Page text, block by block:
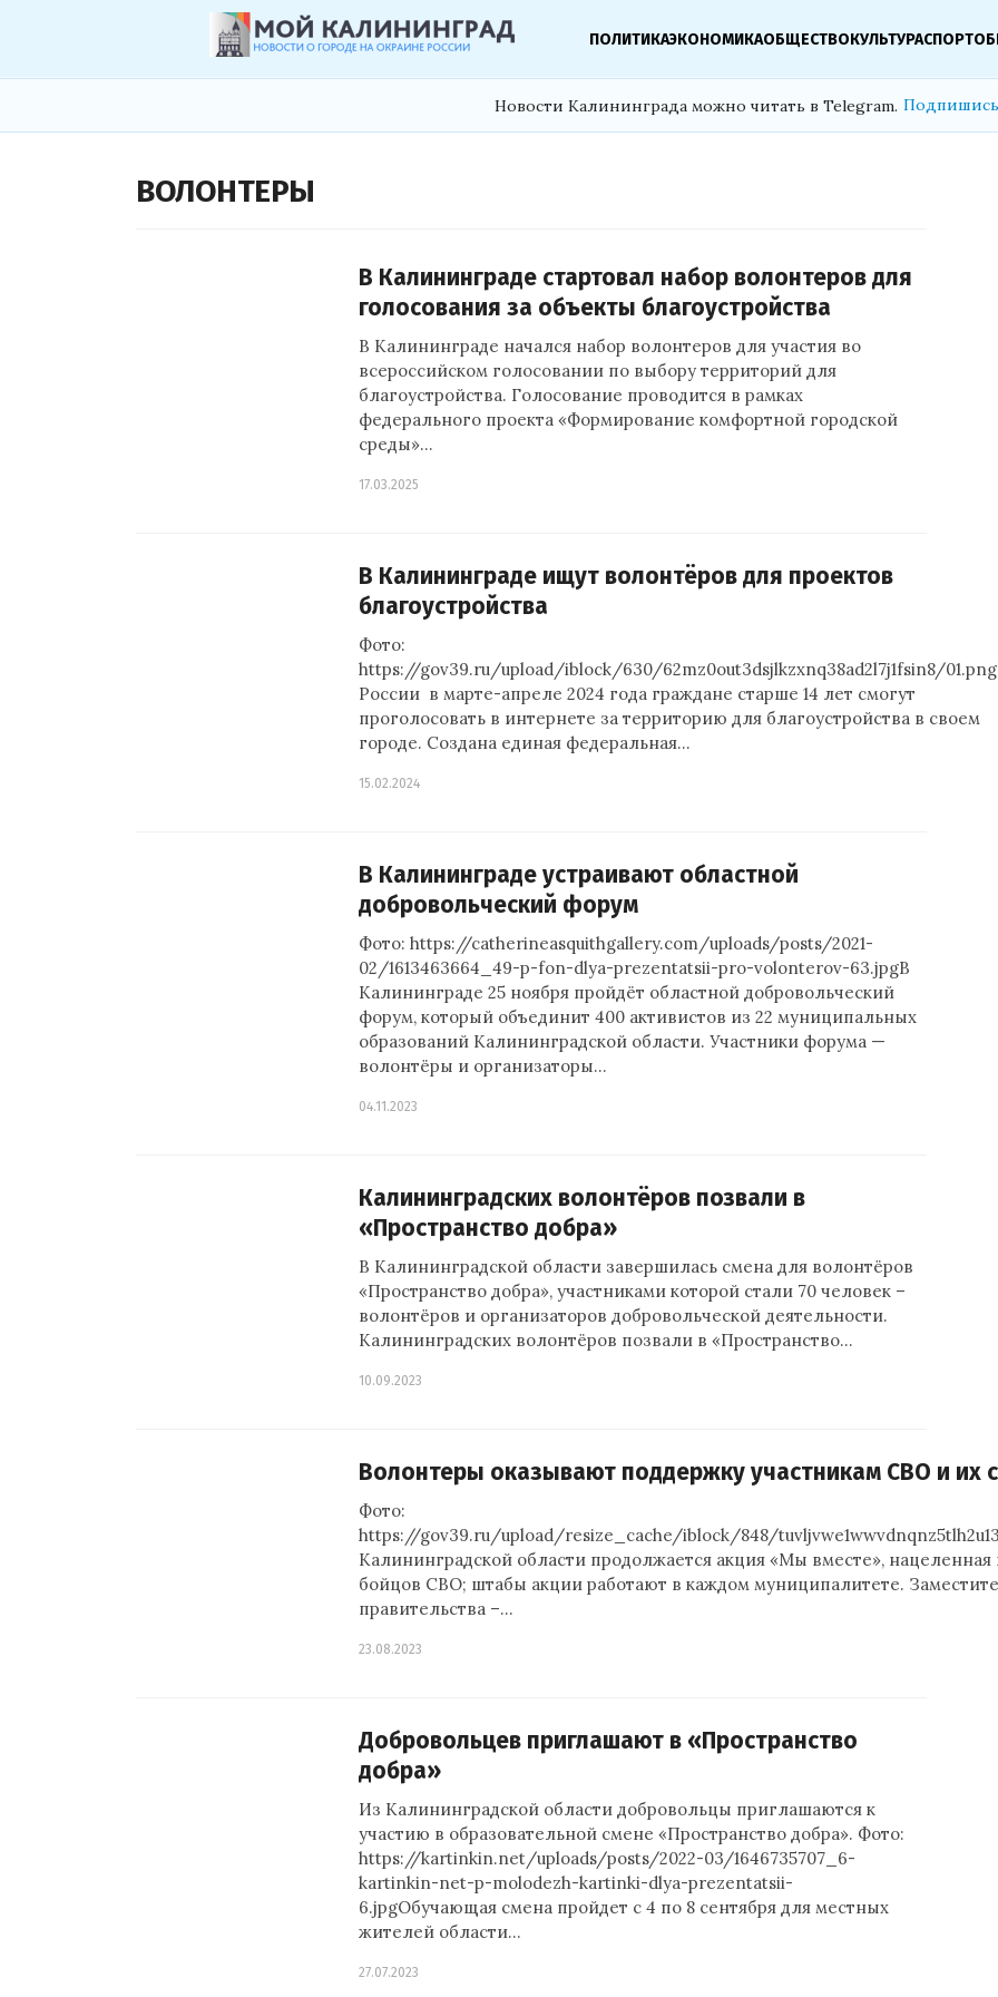
ПОЛИТИКАЭКОНОМИКАОБЩЕСТВОКУЛЬТУРАСПОРТ
Новости Калининграда можно читать в Telegram.
ВОЛОНТЕРЫ
В Калининграде стартовал набор волонтеров для
голосования за объекты благоустройства
В Калининграде начался набор волонтеров для участия во
всероссийском голосовании по выбору территорий для
благоустройства. Голосование проводится в рамках
федерального проекта «Формирование комфортной городской
среды»…
17.03.2025
В Калининграде ищут волонтёров для проектов
благоустройства
Фото:
https://gov39.ru/upload/iblock/630/62mz0out3dsjlkzxnq38ad2l7j1fsin8/
России в марте-апреле 2024 года граждане старше 14 лет смогут
проголосовать в интернете за территорию для благоустройства в своем
городе. Создана единая федеральная…
15.02.2024
В Калининграде устраивают областной
добровольческий форум
Фото: https://catherineasquithgallery.com/uploads/posts/2021-
02/1613463664_49-p-fon-dlya-prezentatsii-pro-volonterov-63.jpgВ
Калининграде 25 ноября пройдёт областной добровольческий
форум, который объединит 400 активистов из 22 муниципальных
образований Калининградской области. Участники форума —
волонтёры и организаторы…
04.11.2023
Калининградских волонтёров позвали в
«Пространство добра»
В Калининградской области завершилась смена для волонтёров
«Пространство добра», участниками которой стали 70 человек –
волонтёров и организаторов добровольческой деятельности.
Калининградских волонтёров позвали в «Пространство…
10.09.2023
Волонтеры оказывают поддержку участникам СВО и их
Фото:
https://gov39.ru/upload/resize_cache/iblock/848/
Калининградской области продолжается акция «Мы вместе»,
бойцов СВО; штабы акции работают в каждом муниципалитете.
правительства –…
23.08.2023
Добровольцев приглашают в «Пространство
добра»
Из Калининградской области добровольцы приглашаются к
участию в образовательной смене «Пространство добра». Фото:
https://kartinkin.net/uploads/posts/2022-03/1646735707_6-
kartinkin-net-p-molodezh-kartinki-dlya-prezentatsii-
6.jpgОбучающая смена пройдет с 4 по 8 сентября для местных
жителей области…
27.07.2023